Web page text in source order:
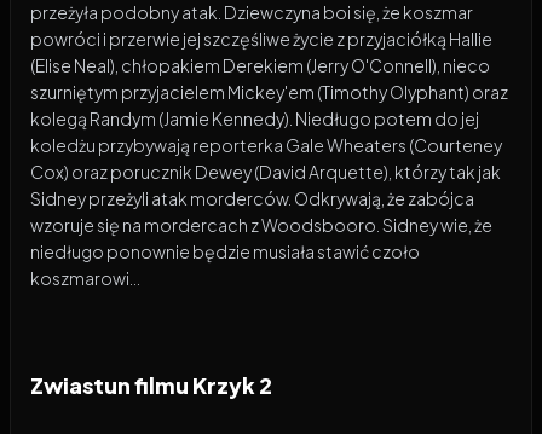
przeżyła podobny atak. Dziewczyna boi się, że koszmar
powróci i przerwie jej szczęśliwe życie z przyjaciółką Hallie
(Elise Neal), chłopakiem Derekiem (Jerry O'Connell), nieco
szurniętym przyjacielem Mickey'em (Timothy Olyphant) oraz
kolegą Randym (Jamie Kennedy). Niedługo potem do jej
koledżu przybywają reporterka Gale Wheaters (Courteney
Cox) oraz porucznik Dewey (David Arquette), którzy tak jak
Sidney przeżyli atak morderców. Odkrywają, że zabójca
wzoruje się na mordercach z Woodsbooro. Sidney wie, że
niedługo ponownie będzie musiała stawić czoło
koszmarowi...
Zwiastun filmu Krzyk 2